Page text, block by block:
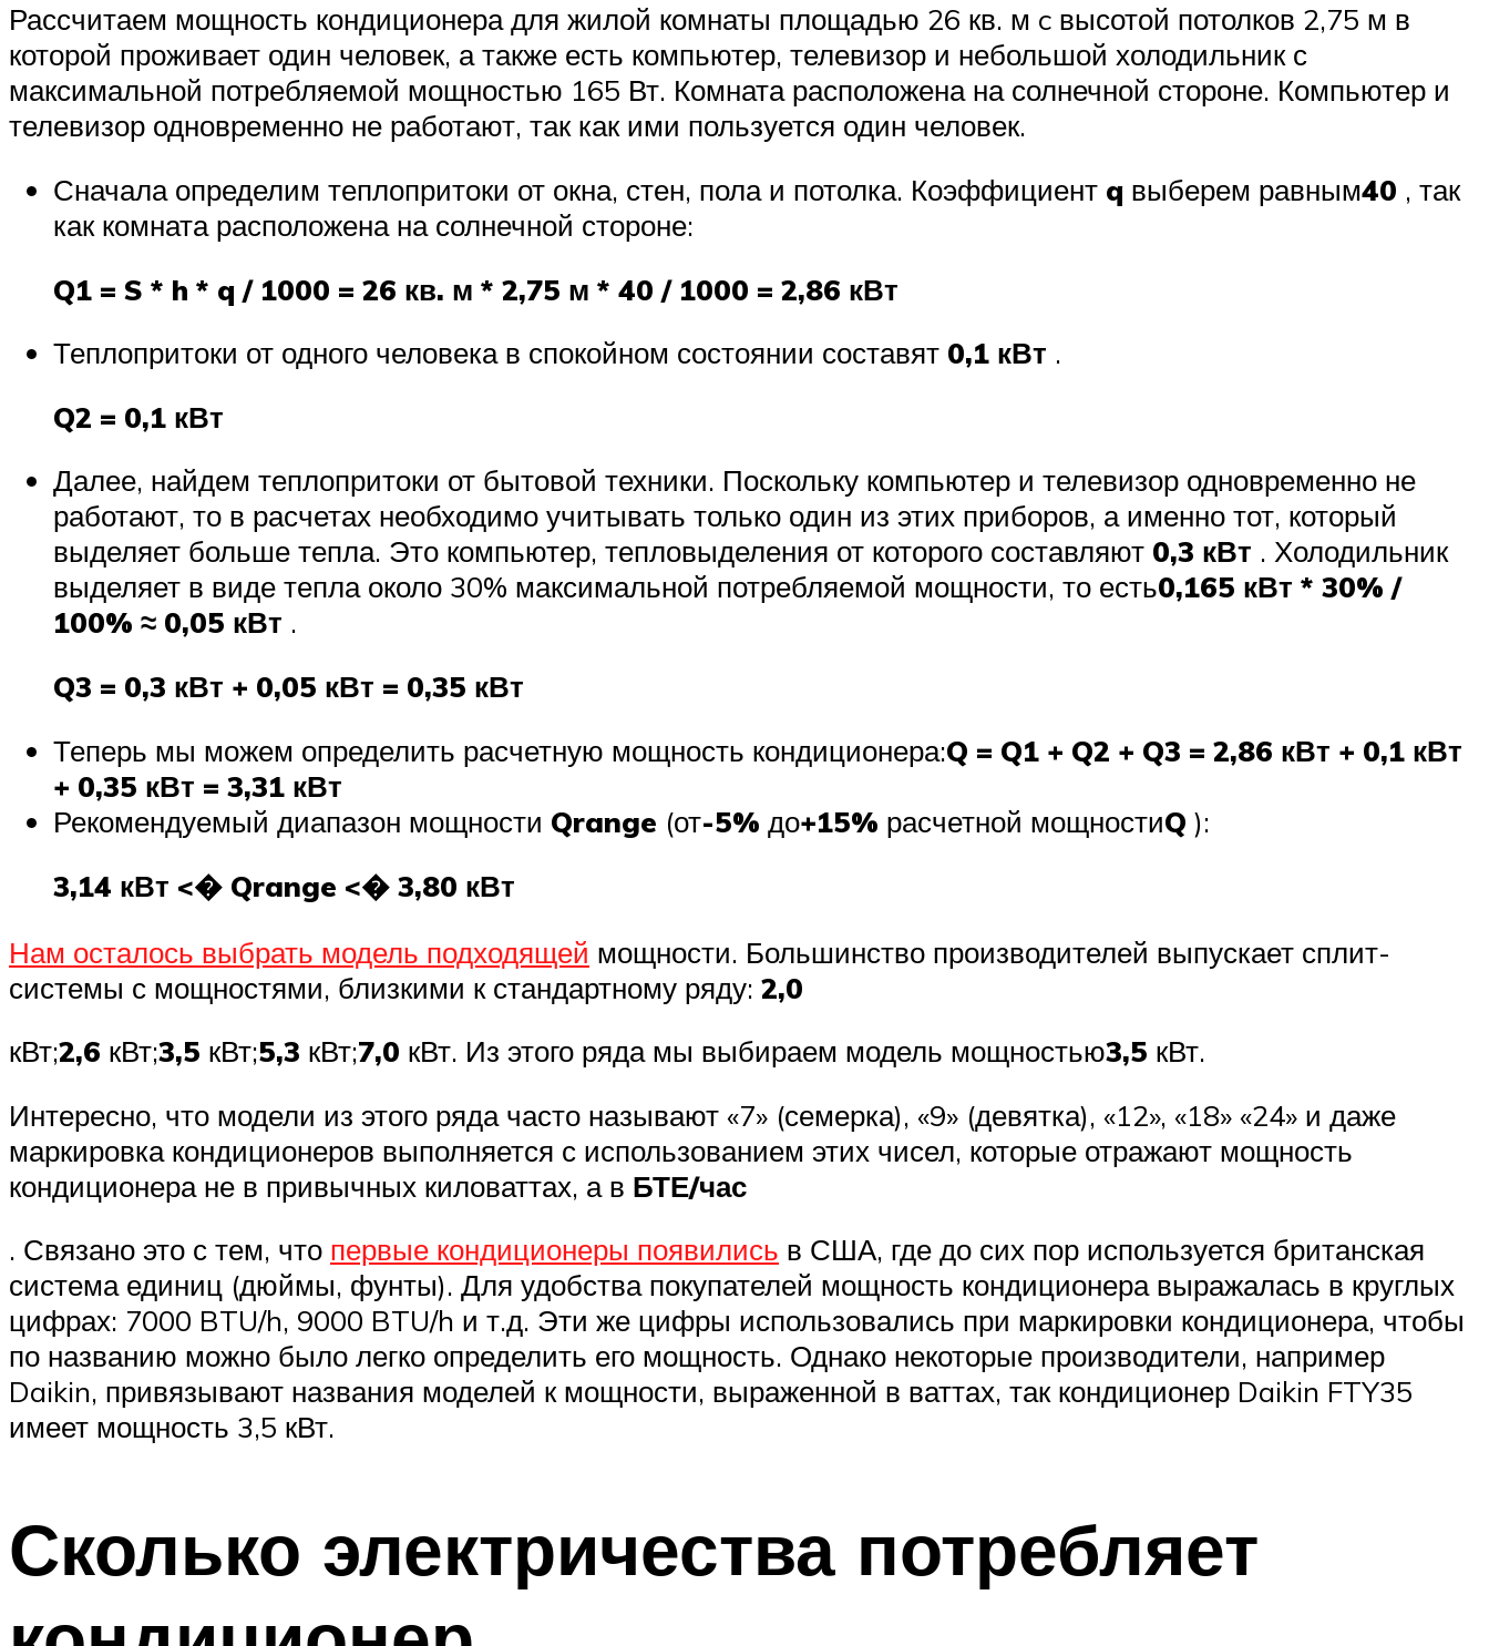
Рассчитаем мощность кондиционера для жилой комнаты площадью 26 кв. м c высотой потолков 2,75 м в
которой проживает один человек, а также есть компьютер, телевизор и небольшой холодильник с
максимальной потребляемой мощностью 165 Вт. Комната расположена на солнечной стороне. Компьютер и
телевизор одновременно не работают, так как ими пользуется один человек.
Сначала определим теплопритоки от окна, стен, пола и потолка. Коэффициент q выберем равным40 , так
как комната расположена на солнечной стороне:
Q1 = S * h * q / 1000 = 26 кв. м * 2,75 м * 40 / 1000 = 2,86 кВт
Теплопритоки от одного человека в спокойном состоянии составят 0,1 кВт .
Q2 = 0,1 кВт
Далее, найдем теплопритоки от бытовой техники. Поскольку компьютер и телевизор одновременно не
работают, то в расчетах необходимо учитывать только один из этих приборов, а именно тот, который
выделяет больше тепла. Это компьютер, тепловыделения от которого составляют 0,3 кВт . Холодильник
выделяет в виде тепла около 30% максимальной потребляемой мощности, то есть0,165 кВт * 30% /
100% ≈ 0,05 кВт .
Q3 = 0,3 кВт + 0,05 кВт = 0,35 кВт
Теперь мы можем определить расчетную мощность кондиционера:Q = Q1 + Q2 + Q3 = 2,86 кВт + 0,1 кВт
+ 0,35 кВт = 3,31 кВт
Рекомендуемый диапазон мощности Qrange (от-5% до+15% расчетной мощностиQ ):
3,14 кВт <� Qrange <� 3,80 кВт
Нам осталось выбрать модель подходящей мощности. Большинство производителей выпускает сплит-
системы с мощностями, близкими к стандартному ряду: 2,0
кВт;2,6 кВт;3,5 кВт;5,3 кВт;7,0 кВт. Из этого ряда мы выбираем модель мощностью3,5 кВт.
Интересно, что модели из этого ряда часто называют «7» (семерка), «9» (девятка), «12», «18» «24» и даже
маркировка кондиционеров выполняется с использованием этих чисел, которые отражают мощность
кондиционера не в привычных киловаттах, а в БТЕ/час
. Связано это с тем, что первые кондиционеры появились в США, где до сих пор используется британская
система единиц (дюймы, фунты). Для удобства покупателей мощность кондиционера выражалась в круглых
цифрах: 7000 BTU/h, 9000 BTU/h и т.д. Эти же цифры использовались при маркировки кондиционера, чтобы
по названию можно было легко определить его мощность. Однако некоторые производители, например
Daikin, привязывают названия моделей к мощности, выраженной в ваттах, так кондиционер Daikin FTY35
имеет мощность 3,5 кВт.
Сколько электричества потребляет